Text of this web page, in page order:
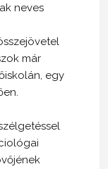
neves
már
egy